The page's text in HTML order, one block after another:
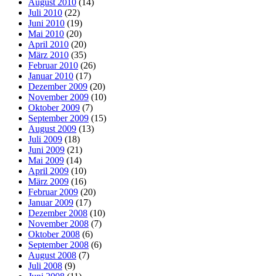
August 2010 (14)
Juli 2010 (22)
Juni 2010 (19)
Mai 2010 (20)
April 2010 (20)
März 2010 (35)
Februar 2010 (26)
Januar 2010 (17)
Dezember 2009 (20)
November 2009 (10)
Oktober 2009 (7)
September 2009 (15)
August 2009 (13)
Juli 2009 (18)
Juni 2009 (21)
Mai 2009 (14)
April 2009 (10)
März 2009 (16)
Februar 2009 (20)
Januar 2009 (17)
Dezember 2008 (10)
November 2008 (7)
Oktober 2008 (6)
September 2008 (6)
August 2008 (7)
Juli 2008 (9)